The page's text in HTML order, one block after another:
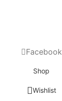
Facebook
Shop
Wishlist